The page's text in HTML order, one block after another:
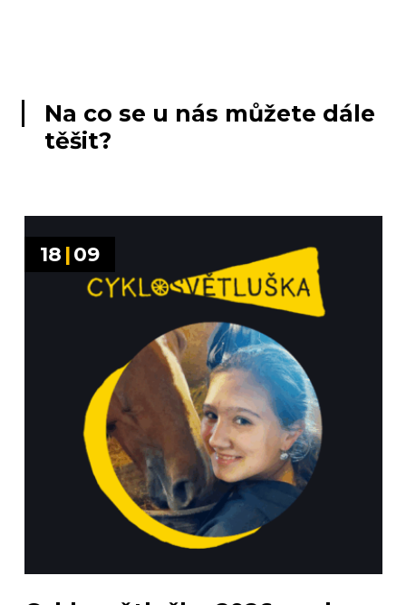
Na co se u nás můžete dále
těšit?
18 |09